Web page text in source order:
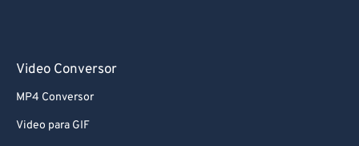
Video Conversor
MP4 Conversor
Video para GIF